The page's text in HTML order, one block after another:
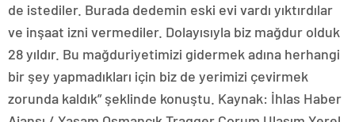
de istediler. Burada dedemin eski evi vardı yıktırdılar
ve inşaat izni vermediler. Dolayısıyla biz mağdur olduk
28 yıldır. Bu mağduriyetimizi gidermek adına herhangi
bir şey yapmadıkları için biz de yerimizi çevirmek
zorunda kaldık” şeklinde konuştu. Kaynak: İhlas Haber